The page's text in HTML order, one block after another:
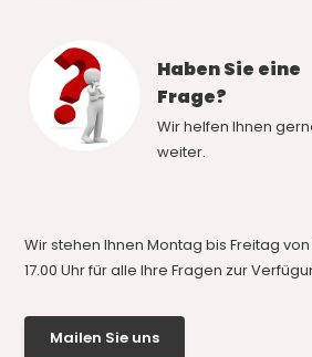
Haben Sie eine
Frage?
Wir helfen Ihnen
weiter.
Wir stehen Ihnen Montag bis Freitag von
17.00 Uhr für alle Ihre Fragen zur
Mailen Sie uns